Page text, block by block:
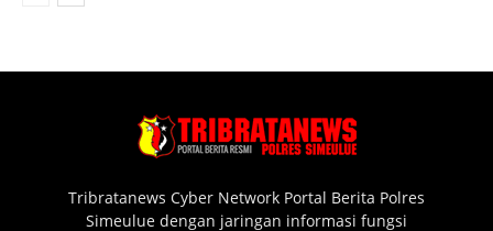
Tribratanews Cyber Network Portal Berita Polres
Simeulue dengan jaringan informasi fungsi